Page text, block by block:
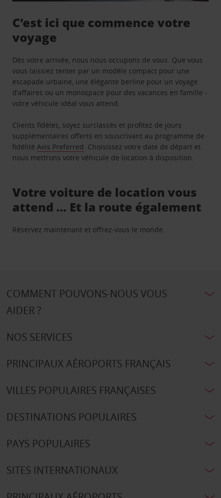
C’est ici que commence votre
voyage
Dès votre arrivée, nous nous occupons de vous. Que vous
vous laissiez tenter par un modèle compact pour une
escapade urbaine, une élégante berline pour un voyage
d’affaires ou un monospace pour des vacances en famille -
votre véhicule idéal vous attend.
Clients fidèles, soyez surclassés et profitez de jours
supplémentaires offerts en souscrivant au programme de
fidélitéAvis Preferred. Choisissez votre date de départ et
nous mettrons votre véhicule de location à disposition.
Votre voiture de location vous
attend … Et la route également
Réservez maintenant et offrez-vous le monde.
COMMENT POUVONS-NOUS VOUS
AIDER ?
NOS SERVICES
PRINCIPAUX AÉROPORTS FRANÇAIS
VILLES POPULAIRES FRANÇAISES
DESTINATIONS POPULAIRES
PAYS POPULAIRES
SITES INTERNATIONAUX